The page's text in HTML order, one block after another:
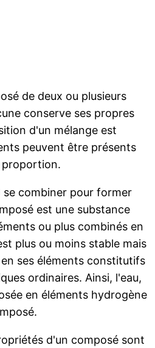
de deux ou plusieurs
conserve ses propres
d'un mélange est
peuvent être présents
proportion.
se combiner pour former
est une substance
ou plus combinés en
plus ou moins stable mais
ses éléments constitutifs
ordinaires. Ainsi, l'eau,
en éléments hydrogène
d'un composé sont